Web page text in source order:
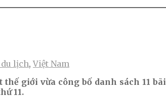
lịch,Việt Nam
giới vừa công bố danh sách 11
11.